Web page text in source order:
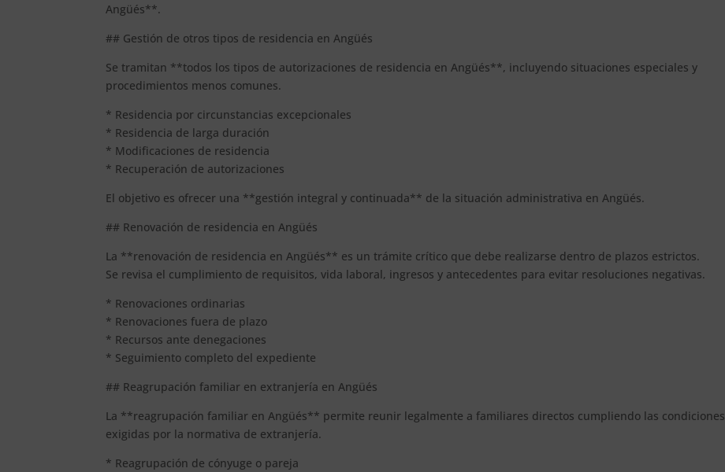
Angüés**.
## Gestión de otros tipos de residencia en Angüés
Se tramitan **todos los tipos de autorizaciones de residencia en Angüés**, incluyendo situaciones especiales y
procedimientos menos comunes.
* Residencia por circunstancias excepcionales
* Residencia de larga duración
* Modificaciones de residencia
* Recuperación de autorizaciones
El objetivo es ofrecer una **gestión integral y continuada** de la situación administrativa en Angüés.
## Renovación de residencia en Angüés
La **renovación de residencia en Angüés** es un trámite crítico que debe realizarse dentro de plazos estrictos.
Se revisa el cumplimiento de requisitos, vida laboral, ingresos y antecedentes para evitar resoluciones negativas.
* Renovaciones ordinarias
* Renovaciones fuera de plazo
* Recursos ante denegaciones
* Seguimiento completo del expediente
## Reagrupación familiar en extranjería en Angüés
La **reagrupación familiar en Angüés** permite reunir legalmente a familiares directos cumpliendo las condiciones
exigidas por la normativa de extranjería.
* Reagrupación de cónyuge o pareja